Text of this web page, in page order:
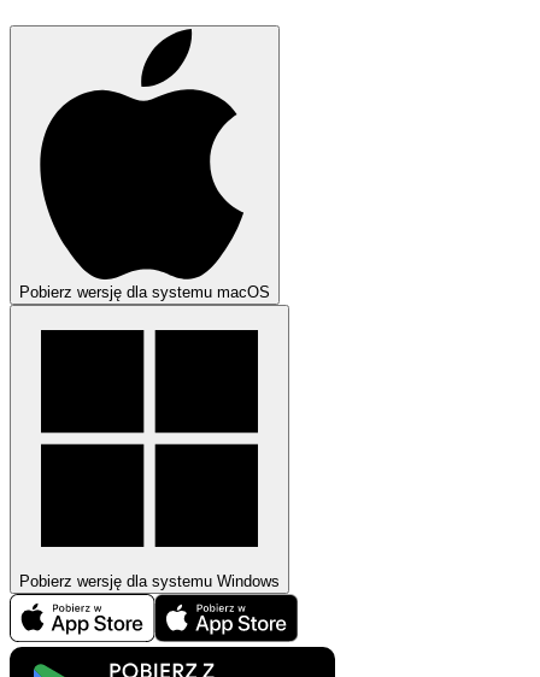
Pobierz wersję dla systemu macOS
Pobierz wersję dla systemu Windows